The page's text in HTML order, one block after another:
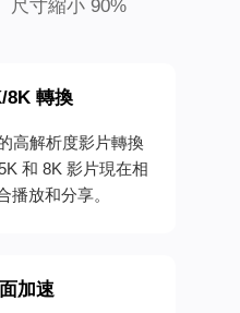
尺寸縮小 90%
8K 轉換
高解析度影片轉換
和 8K 影片現在相
播放和分享。
加速